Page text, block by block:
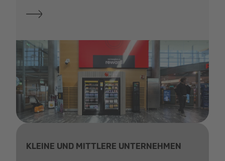
KLEINE UND MITTLERE UNTERNEHMEN